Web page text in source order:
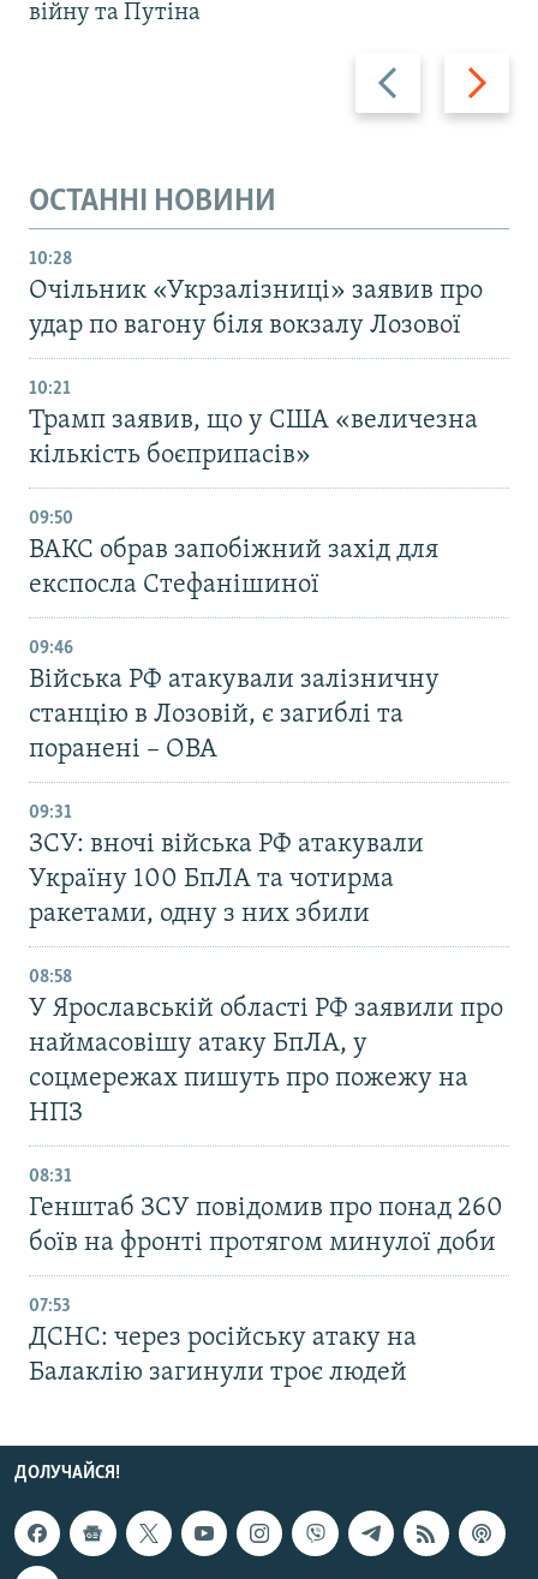
Назад Вперед
війну та Путіна
ОСТАННІ НОВИНИ
10:28
Очільник «Укрзалізниці» заявив про
удар по вагону біля вокзалу Лозової
10:21
Трамп заявив, що у США «величезна
кількість боєприпасів»
09:50
ВАКС обрав запобіжний захід для
експосла Стефанішиної
09:46
Війська РФ атакували залізничну
станцію в Лозовій, є загиблі та
поранені – ОВА
09:31
ЗСУ: вночі війська РФ атакували
Україну 100 БпЛА та чотирма
ракетами, одну з них збили
08:58
У Ярославській області РФ заявили про
наймасовішу атаку БпЛА, у
соцмережах пишуть про пожежу на
НПЗ
08:31
Генштаб ЗСУ повідомив про понад 260
боїв на фронті протягом минулої доби
07:53
ДСНС: через російську атаку на
Балаклію загинули троє людей
ДОЛУЧАЙСЯ!